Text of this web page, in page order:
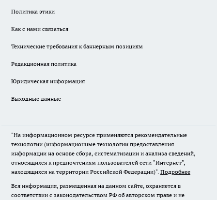
Политика этики
Как с нами связаться
Технические требования к баннерным позициям
Редакционная политика
Юридическая информация
Выходные данные
"На информационном ресурсе применяются рекомендательные
технологии (информационные технологии предоставления
информации на основе сбора, систематизации и анализа сведений,
относящихся к предпочтениям пользователей сети "Интернет",
находящихся на территории Российской Федерации)". Подробнее
Вся информация, размещенная на данном сайте, охраняется в
соответствии с законодательством РФ об авторском праве и не